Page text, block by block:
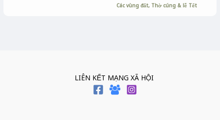
Các vùng đất, Thờ cúng & lễ Tết
LIÊN KẾT MẠNG XÃ HỘI